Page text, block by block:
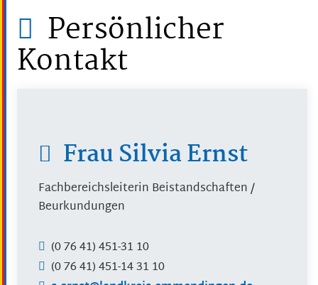
Persönlicher
Kontakt
FrauSilviaErnst
Fachbereichsleiterin Beistandschaften /
Beurkundungen
(07641) 451-31 10
(07641) 451-1431 10